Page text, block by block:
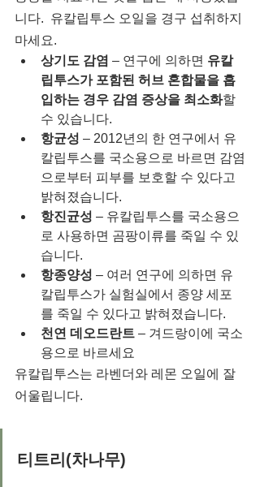
니다.  유칼립투스 오일을 경구 섭취하지
마세요.
상기도 감염 – 연구에 의하면 유칼
립투스가 포함된 허브 혼합물을 흡
입하는 경우 감염 증상을 최소화할
수 있습니다.
항균성 – 2012년의 한 연구에서 유
칼립투스를 국소용으로 바르면 감염
으로부터 피부를 보호할 수 있다고
밝혀졌습니다.
항진균성 – 유칼립투스를 국소용으
로 사용하면 곰팡이류를 죽일 수 있
습니다.
항종양성 – 여러 연구에 의하면 유
칼립투스가 실험실에서 종양 세포
를 죽일 수 있다고 밝혀졌습니다.
천연 데오드란트 – 겨드랑이에 국소
용으로 바르세요
유칼립투스는 라벤더와 레몬 오일에 잘
어울립니다.
티트리(차나무)